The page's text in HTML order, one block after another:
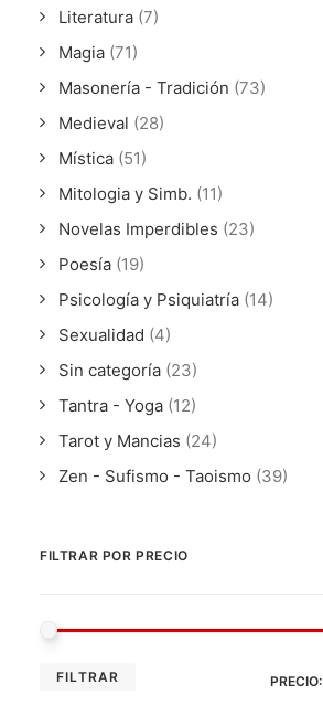
Literatura (7)
Magia (71)
Masonería - Tradición (73)
Medieval (28)
Mística (51)
Mitologia y Simb. (11)
Novelas Imperdibles (23)
Poesía (19)
Psicología y Psiquiatría (14)
Sexualidad (4)
Sin categoría (23)
Tantra - Yoga (12)
Tarot y Mancias (24)
Zen - Sufismo - Taoismo (39)
FILTRAR POR PRECIO
FILTRAR PRECIO: